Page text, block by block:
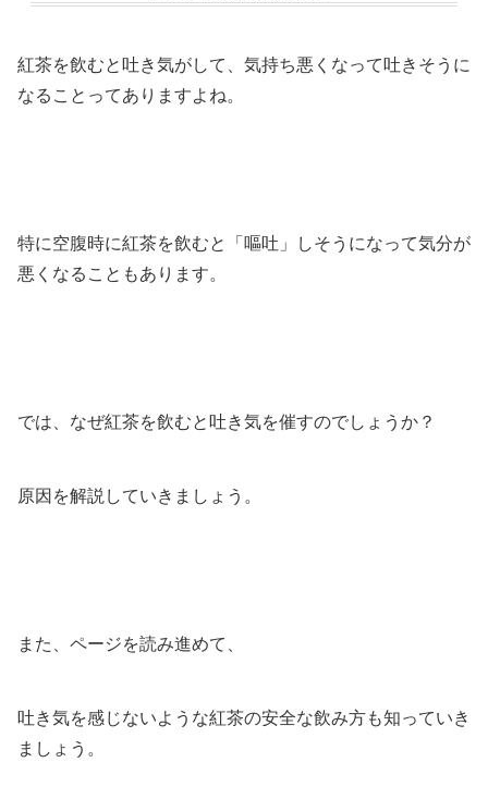
紅茶を飲むと吐き気がして、気持ち悪くなって吐きそうに
なることってありますよね。
特に空腹時に紅茶を飲むと「嘔吐」しそうになって気分が
悪くなることもあります。
では、なぜ紅茶を飲むと吐き気を催すのでしょうか？
原因を解説していきましょう。
また、ページを読み進めて、
吐き気を感じないような紅茶の安全な飲み方も知っていき
ましょう。